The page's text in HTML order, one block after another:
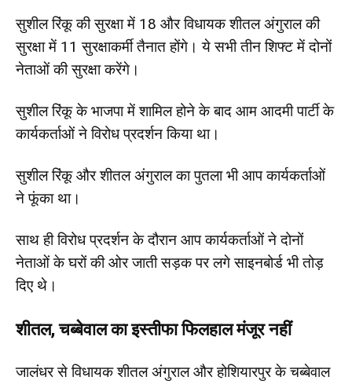
सुशील रिंकू की सुरक्षा में 18 और विधायक शीतल अंगुराल की
सुरक्षा में 11 सुरक्षाकर्मी तैनात होंगे। ये सभी तीन शिफ्ट में दोनों
नेताओं की सुरक्षा करेंगे।
सुशील रिंकू के भाजपा में शामिल होने के बाद आम आदमी पार्टी के
कार्यकर्ताओं ने विरोध प्रदर्शन किया था।
सुशील रिंकू और शीतल अंगुराल का पुतला भी आप कार्यकर्ताओं
ने फूंका था।
साथ ही विरोध प्रदर्शन के दौरान आप कार्यकर्ताओं ने दोनों
नेताओं के घरों की ओर जाती सड़क पर लगे साइनबोर्ड भी तोड़
दिए थे।
शीतल, चब्बेवाल का इस्तीफा फिलहाल मंजूर नहीं
जालंधर से विधायक शीतल अंगुराल और होशियारपुर के चब्बेवाल